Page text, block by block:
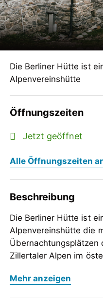
Die Berliner Hütte ist
Alpenvereinshütte
Öffnungszeiten
Jetzt geöffnet
Alle Öffnungszeiten
Beschreibung
Die Berliner Hütte ist
Alpenvereinshütte die
Übernachtungsplätzen
Zillertaler Alpen im
Zimmerlager und
Alpenvereinshütte die
Mehr anzeigen